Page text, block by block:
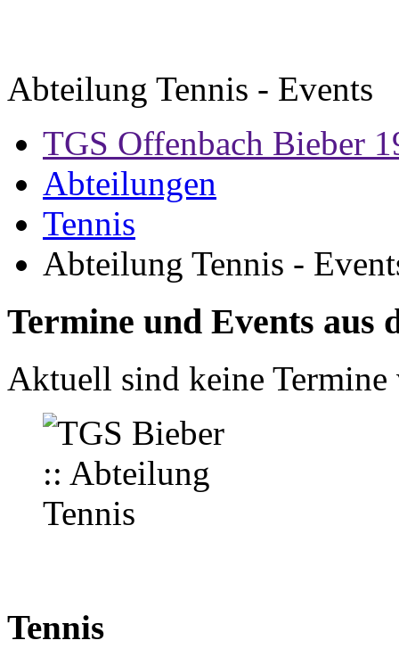
Abteilung Tennis - Events
TGS Offenbach Bieber
Abteilungen
Tennis
Abteilung Tennis -
Termine und Events aus
Aktuell sind keine Termine
Tennis